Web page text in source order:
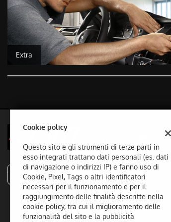
Extra
autodalmaso
Cookie policy
Questo sito e gli strumenti di terze parti in
esso integrati trattano dati personali (es. dati
di navigazione o indirizzi IP) e fanno uso di
Cookie, Pixel, Tags o altri identificatori
necessari per il funzionamento e per il
raggiungimento delle finalità descritte nella
cookie policy, tra cui il miglioramento delle
funzionalità del sito e la pubblicità